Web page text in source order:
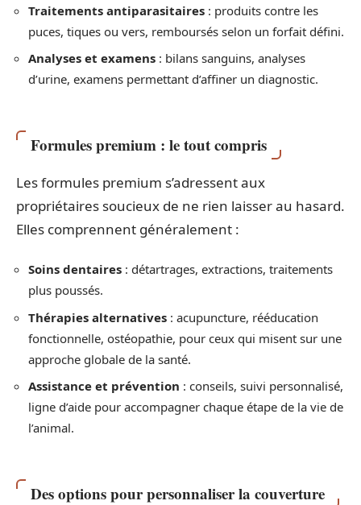
Traitements antiparasitaires : produits contre les
puces, tiques ou vers, remboursés selon un forfait défini.
Analyses et examens : bilans sanguins, analyses
d’urine, examens permettant d’affiner un diagnostic.
Formules premium : le tout compris
Les formules premium s’adressent aux
propriétaires soucieux de ne rien laisser au hasard.
Elles comprennent généralement :
Soins dentaires : détartrages, extractions, traitements
plus poussés.
Thérapies alternatives : acupuncture, rééducation
fonctionnelle, ostéopathie, pour ceux qui misent sur une
approche globale de la santé.
Assistance et prévention : conseils, suivi personnalisé,
ligne d’aide pour accompagner chaque étape de la vie de
l’animal.
Des options pour personnaliser la couverture